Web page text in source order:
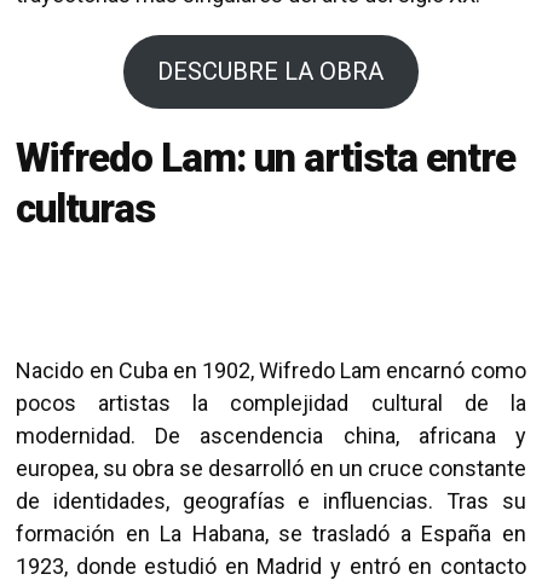
DESCUBRE LA OBRA
Wifredo Lam: un artista entre
culturas
Nacido en Cuba en 1902, Wifredo Lam encarnó como
pocos artistas la complejidad cultural de la
modernidad. De ascendencia china, africana y
europea, su obra se desarrolló en un cruce constante
de identidades, geografías e influencias. Tras su
formación en La Habana, se trasladó a España en
1923, donde estudió en Madrid y entró en contacto